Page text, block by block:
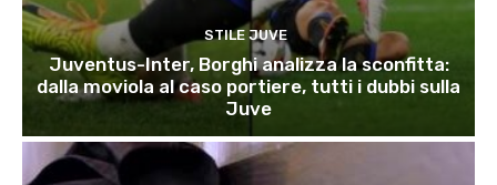
STILE JUVE
Juventus-Inter, Borghi analizza la sconfitta:
dalla moviola al caso portiere, tutti i dubbi sulla
Juve